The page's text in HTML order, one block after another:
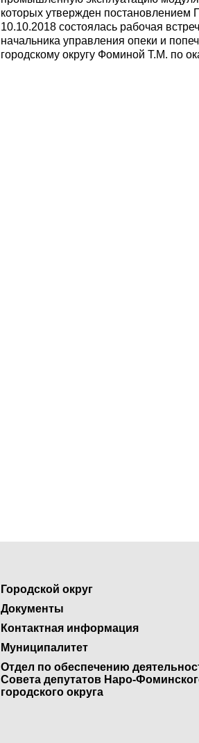
которых утвержден постановлением
10.10.2018 состоялась рабочая
начальника управления опеки и
городскому округу Фоминой Т.М. по
Городской округ
Документы
Контактная информация
Муниципалитет
Отдел по обеспечению
Совета депутатов Наро-
городского округа